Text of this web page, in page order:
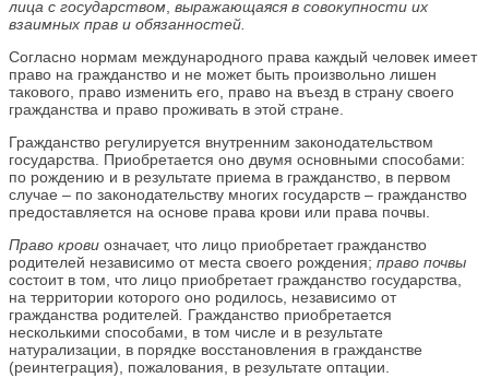
лица с государством выражающаяся в совокупности их
взаимных прав и обязанностей.
Согласно нормам международного права каждый человек имеет
право на гражданство и не может быть произвольно лишен
такового, право изменить его, право на въезд в страну своего
гражданства и право проживать в этой стране.
Гражданство регулируется внутренним законодательством
государства. Приобретается оно двумя основными способами:
по рождению и в результате приема в гражданство, в первом
случае – по законодательству многих государств – гражданство
предоставляется на основе права крови или права почвы.
Право крови означает, что лицо приобретает гражданство
родителей независимо от места своего рождения; право почвы
состоит в том, что лицо приобретает гражданство государства,
на территории которого оно родилось, независимо от
гражданства родителей
Гражданство приобретается
несколькими способами, в том числе и в результате
натурализации, в порядке восстановления в гражданстве
(реинтеграция), пожалования, в результате оптации.